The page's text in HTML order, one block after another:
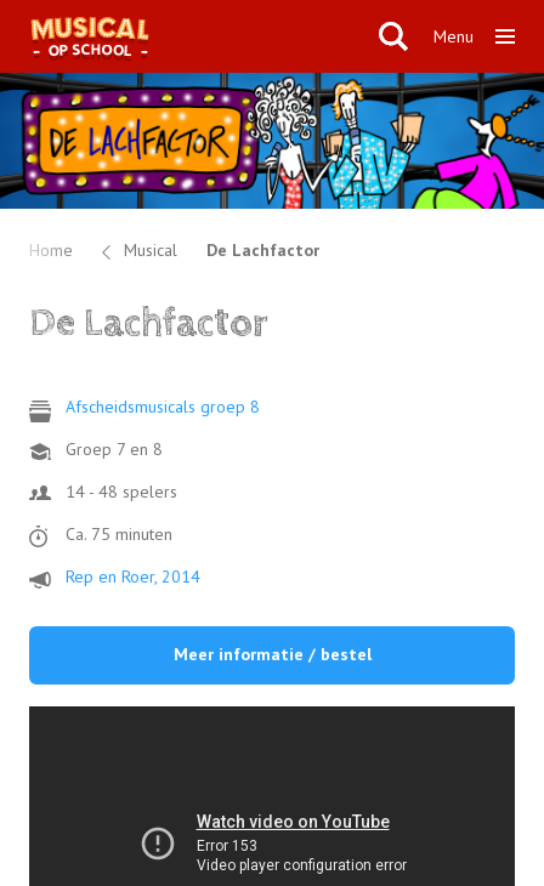
Menu
Home Musical De Lachfactor
De Lachfactor
Afscheidsmusicals groep 8
Groep 7 en 8
14 - 48 spelers
Ca. 75 minuten
Rep en Roer, 2014
Meer informatie / bestel